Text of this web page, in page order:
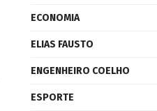
ECONOMIA
ELIAS FAUSTO
ENGENHEIRO COELHO
ESPORTE